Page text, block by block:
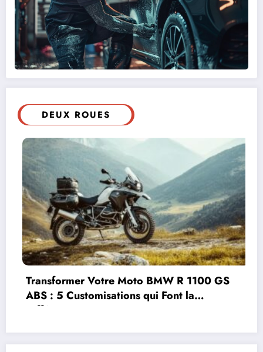
DEUX ROUES
Covering moto ou peinture : quelle solution
choisir selon l’état de la surface de votre
deux-roues ?